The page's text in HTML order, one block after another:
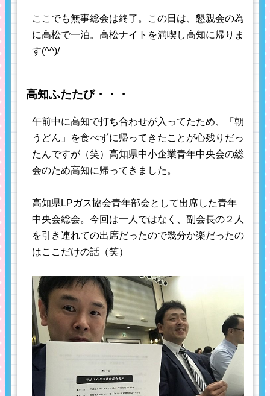
ここでも無事総会は終了。この日は、懇親会の為
に高松で一泊。高松ナイトを満喫し高知に帰りま
す(^^)/
高知ふたたび・・・
午前中に高知で打ち合わせが入ってたため、「朝
うどん」を食べずに帰ってきたことが心残りだっ
たんですが（笑）高知県中小企業青年中央会の総
会のため高知に帰ってきました。
高知県LPガス協会青年部会として出席した青年
中央会総会。今回は一人ではなく、副会長の２人
を引き連れての出席だったので幾分か楽だったの
はここだけの話（笑）